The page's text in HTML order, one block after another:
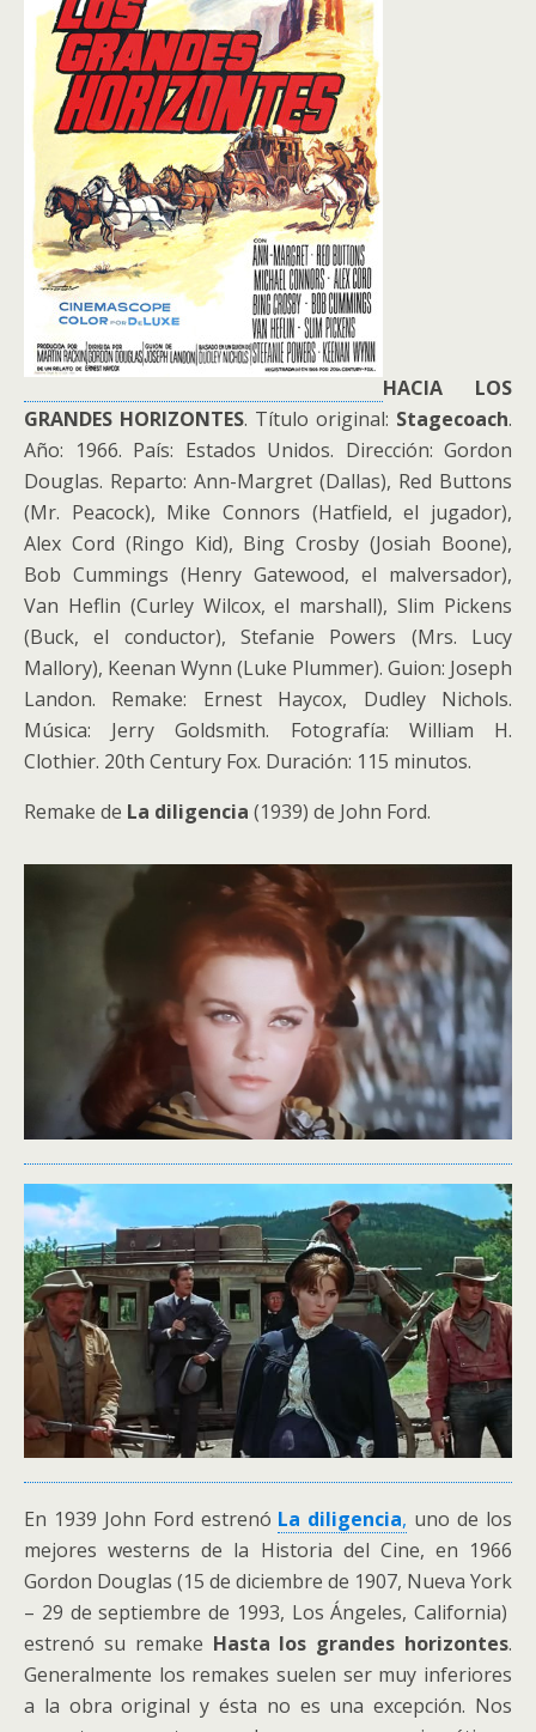
HACIA LOS
GRANDES HORIZONTES. Título original: Stagecoach.
Año: 1966. País: Estados Unidos. Dirección: Gordon
Douglas. Reparto: Ann-Margret (Dallas), Red Buttons
(Mr. Peacock), Mike Connors (Hatfield, el jugador),
Alex Cord (Ringo Kid), Bing Crosby (Josiah Boone),
Bob Cummings (Henry Gatewood, el malversador),
Van Heflin (Curley Wilcox, el marshall), Slim Pickens
(Buck, el conductor), Stefanie Powers (Mrs. Lucy
Mallory), Keenan Wynn (Luke Plummer). Guion: Joseph
Landon. Remake: Ernest Haycox, Dudley Nichols.
Música: Jerry Goldsmith. Fotografía: William H.
Clothier. 20th Century Fox. Duración: 115 minutos.
Remake de La diligencia (1939) de John Ford.
En 1939 John Ford estrenó La diligencia, uno de los
mejores westerns de la Historia del Cine, en 1966
Gordon Douglas (15 de diciembre de 1907, Nueva York
– 29 de septiembre de 1993, Los Ángeles, California)
estrenó su remake Hasta los grandes horizontes.
Generalmente los remakes suelen ser muy inferiores
a la obra original y ésta no es una excepción. Nos